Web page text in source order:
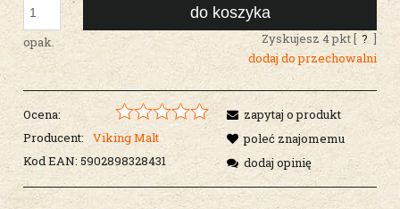
opak.
do koszyka
Zyskujesz 4pkt [ ? ]
dodaj do przechowalni
Ocena:
Producent:
Viking Malt
Kod EAN: 5902898328431
zapytaj o produkt
poleć znajomemu
dodaj opinię